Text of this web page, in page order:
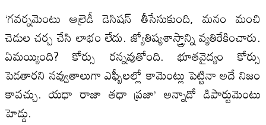
‘గవర్నమెంటు ఆల్రెడీ డెసిషన్ తీసేసుకుంది, మనం మంచి
చెడుల చర్చ చేసి లాభం లేదు. జ్యోతిష్యశాస్త్రాన్ని వ్యతిరేకించారు.
ఏమయ్యింది? కోర్సు రన్నవుతోంది. భూతవైద్యం కోర్సు
పెడతారని నవ్వుతాలుగా ఎఫ్బీలల్లో కామెంట్లు పెట్టినా అదే నిజం
కావచ్చు. యధా రాజా తధా ప్రజా’ అన్నాడో డిపార్టుమెంటు
హెడ్డు.